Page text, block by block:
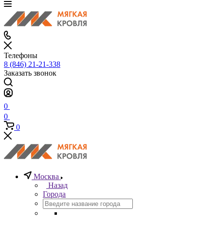
Телефоны
8 (846) 21-21-338
Заказать звонок
0
0
0
Москва
Назад
Города